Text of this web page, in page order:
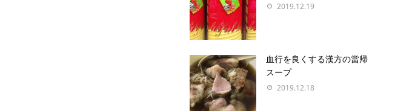
2019.12.19
血行を良くする漢方の當帰
スープ
2019.12.18